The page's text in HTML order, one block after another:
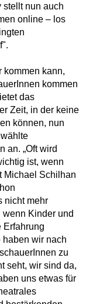
stellt nun auch
online – los
kommen kann,
kommen
das
Zeit, in der keine
können, nun
an. „Oft wird
ist, wenn
Michael Schilhan
nicht mehr
Kinder und
Erfahrung
haben wir nach
zu
seht, wir sind da,
uns etwas für